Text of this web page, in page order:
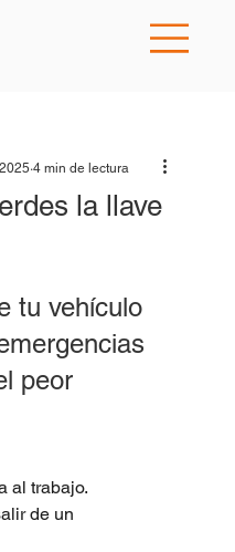
la llave
4 min de lectura
tu vehículo
peor
al trabajo.
de un